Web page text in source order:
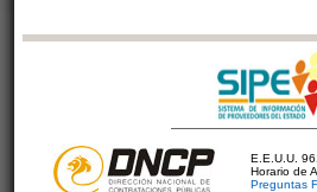
E.E.U.U.
Horario de
Preguntas